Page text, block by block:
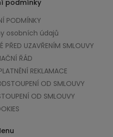
podmínky
PODMÍNKY
osobních údajů
PŘED UZAVŘENÍM SMLOUVY
ŘÁD
REKLAMACE
OD SMLOUVY
OD SMLOUVY